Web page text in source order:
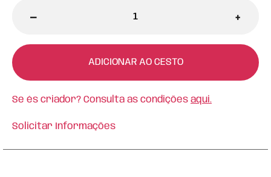
- +
ADICIONAR AO CESTO
Se és criador? Consulta as condições aqui.
Solicitar Informações